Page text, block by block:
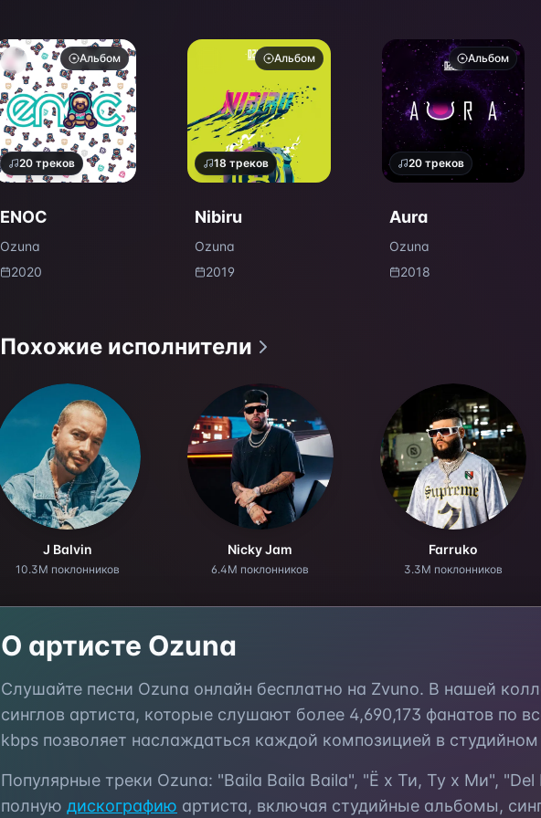
Альбом
20 треков
ENOC
Ozuna
2020
Альбом
18 треков
Nibiru
Ozuna
2019
Альбом
20 треков
Aura
Ozuna
2018
Похожие исполнители
J Balvin
10.3M поклонников
Nicky Jam
6.4M поклонников
Farruko
3.3M поклонников
О артисте Ozuna
Слушайте песни Ozuna онлайн бесплатно на Zvuno. В нашей
синглов артиста, которые слушают более 4,690,173 фанатов по
kbps позволяет наслаждаться каждой композицией в студийном
Популярные треки Ozuna: "Baila Baila Baila", "Ё x Ти, Ту x Ми",
полную дискографию артиста, включая студийные альбомы,